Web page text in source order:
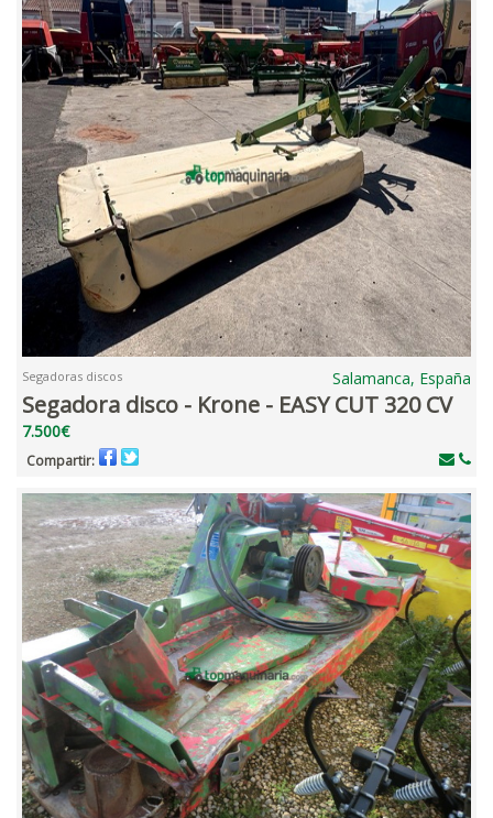
Segadoras discos Salamanca, España
Segadora disco - Krone - EASY CUT 320 CV
7.500€
Compartir: